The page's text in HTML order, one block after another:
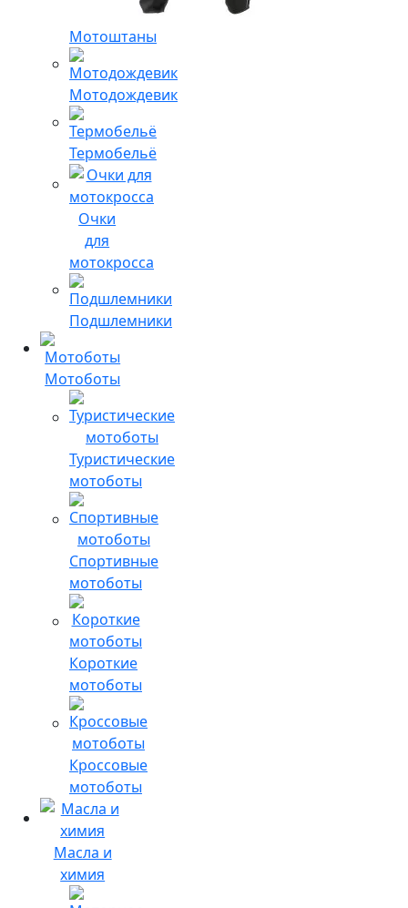
Мотоштаны
Мотодождевик
Термобельё
Очки
для
мотокросса
Подшлемники
Мотоботы
Туристические
мотоботы
Спортивные
мотоботы
Короткие
мотоботы
Кроссовые
мотоботы
Масла и
химия